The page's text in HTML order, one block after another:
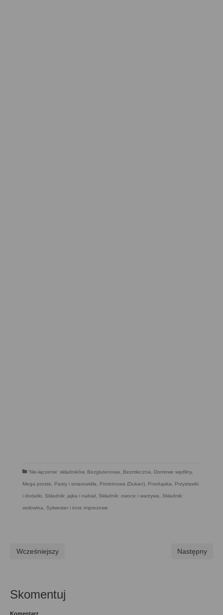
'Nie-łączenie' składników, Bezglutenowa, Bezmleczna, Domowe wędliny,
Mega proste, Pasty i smarowidła, Proteinowa (Dukan), Przekąska, Przystawki
i dodatki, Składnik: jajka i nabiał, Składnik: owoce i warzywa, Składnik:
wołowina, Sylwester i inne imprezowe
Wcześniejszy Następny
Skomentuj
Komentarz